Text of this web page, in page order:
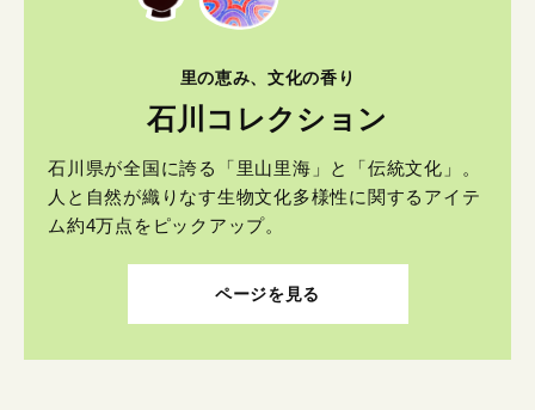
里の恵み、文化の香り
石川コレクション
石川県が全国に誇る「里山里海」と「伝統文化」。
人と自然が織りなす生物文化多様性に関するアイテ
ム約4万点をピックアップ。
ページを見る